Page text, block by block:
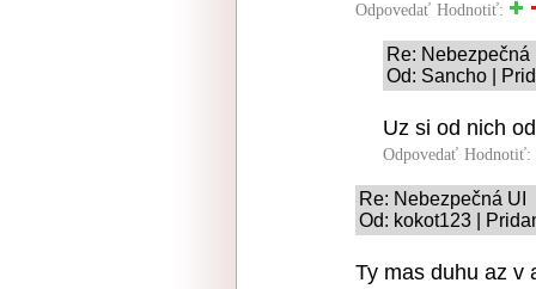
Odpovedať Hodnotiť:
Re: Nebezpečná
Od: Sancho |
Uz si od nich
Odpovedať Hodnotiť:
Re: Nebezpečná UI
Od: kokot123 |
Ty mas duhu az v